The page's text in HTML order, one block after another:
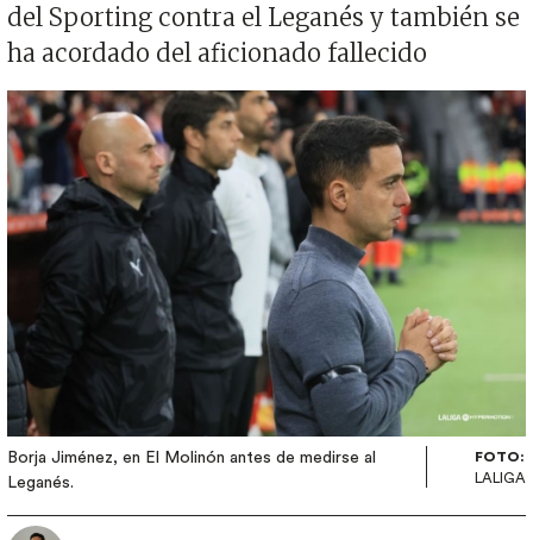
del Sporting contra el Leganés y también se
ha acordado del aficionado fallecido
Imagen
Borja Jiménez, en El Molinón antes de medirse al
Leganés.
FOTO:
LALIGA